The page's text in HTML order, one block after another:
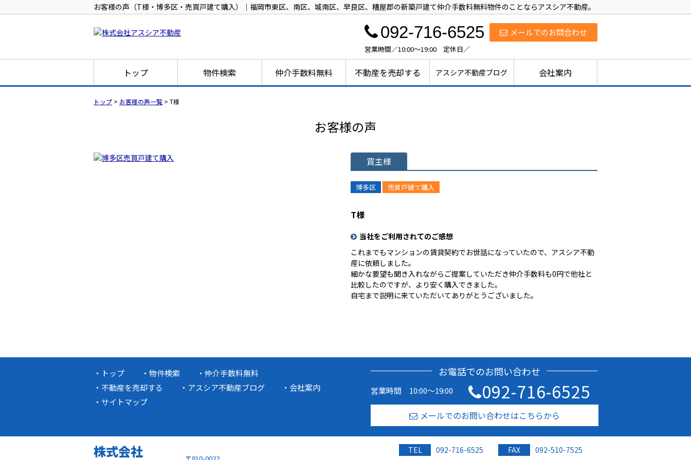
お客様の声（T様・博多区・売買戸建て購入）｜福岡市東区、南区、城南区、早良区、糟屋郡の新築戸建て仲介手数料無料物件のことならアスシア不動産。
メールでのお問合わせ
092-716-6525
営業時間／10:00～19:00 定休日／
トップ 物件検索 仲介手数料無料 不動産を売却する アスシア不動産ブログ 会社案内
トップ > お客様の声一覧 > T様
お客様の声
買主様
博多区 売買戸建て購入
T様
当社をご利用されてのご感想
これまでもマンションの賃貸契約でお世話になっていたので、アスシア不動
産に依頼しました。
細かな要望も聞き入れながらご提案していただき仲介手数料も0円で他社と
比較したのですが、より安く購入できました。
自宅まで説明に来ていただいてありがとうございました。
トップ 物件検索
仲介手数料無料
不動産を売却する
アスシア不動産ブログ
会社案内
サイトマップ
お電話でのお問い合わせ
営業時間 10:00～19:00 092-716-6525
メールでのお問い合わせはこちらから
株式会社 TEL 092-716-6525 FAX 092-510-7525